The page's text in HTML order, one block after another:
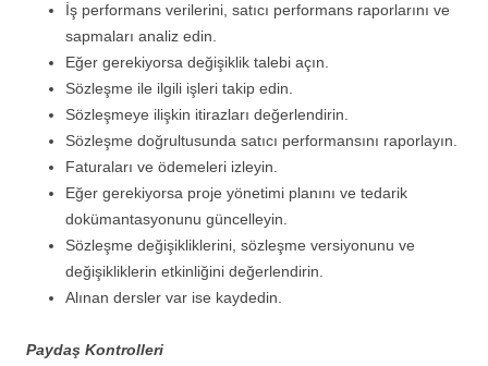
İş performans verilerini, satıcı performans raporlarını ve
sapmaları analiz edin.
Eğer gerekiyorsa değişiklik talebi açın.
Sözleşme ile ilgili işleri takip edin.
Sözleşmeye ilişkin itirazları değerlendirin.
Sözleşme doğrultusunda satıcı performansını raporlayın.
Faturaları ve ödemeleri izleyin.
Eğer gerekiyorsa proje yönetimi planını ve tedarik
dokümantasyonunu güncelleyin.
Sözleşme değişikliklerini, sözleşme versiyonunu ve
değişikliklerin etkinliğini değerlendirin.
Alınan dersler var ise kaydedin.
Paydaş Kontrolleri